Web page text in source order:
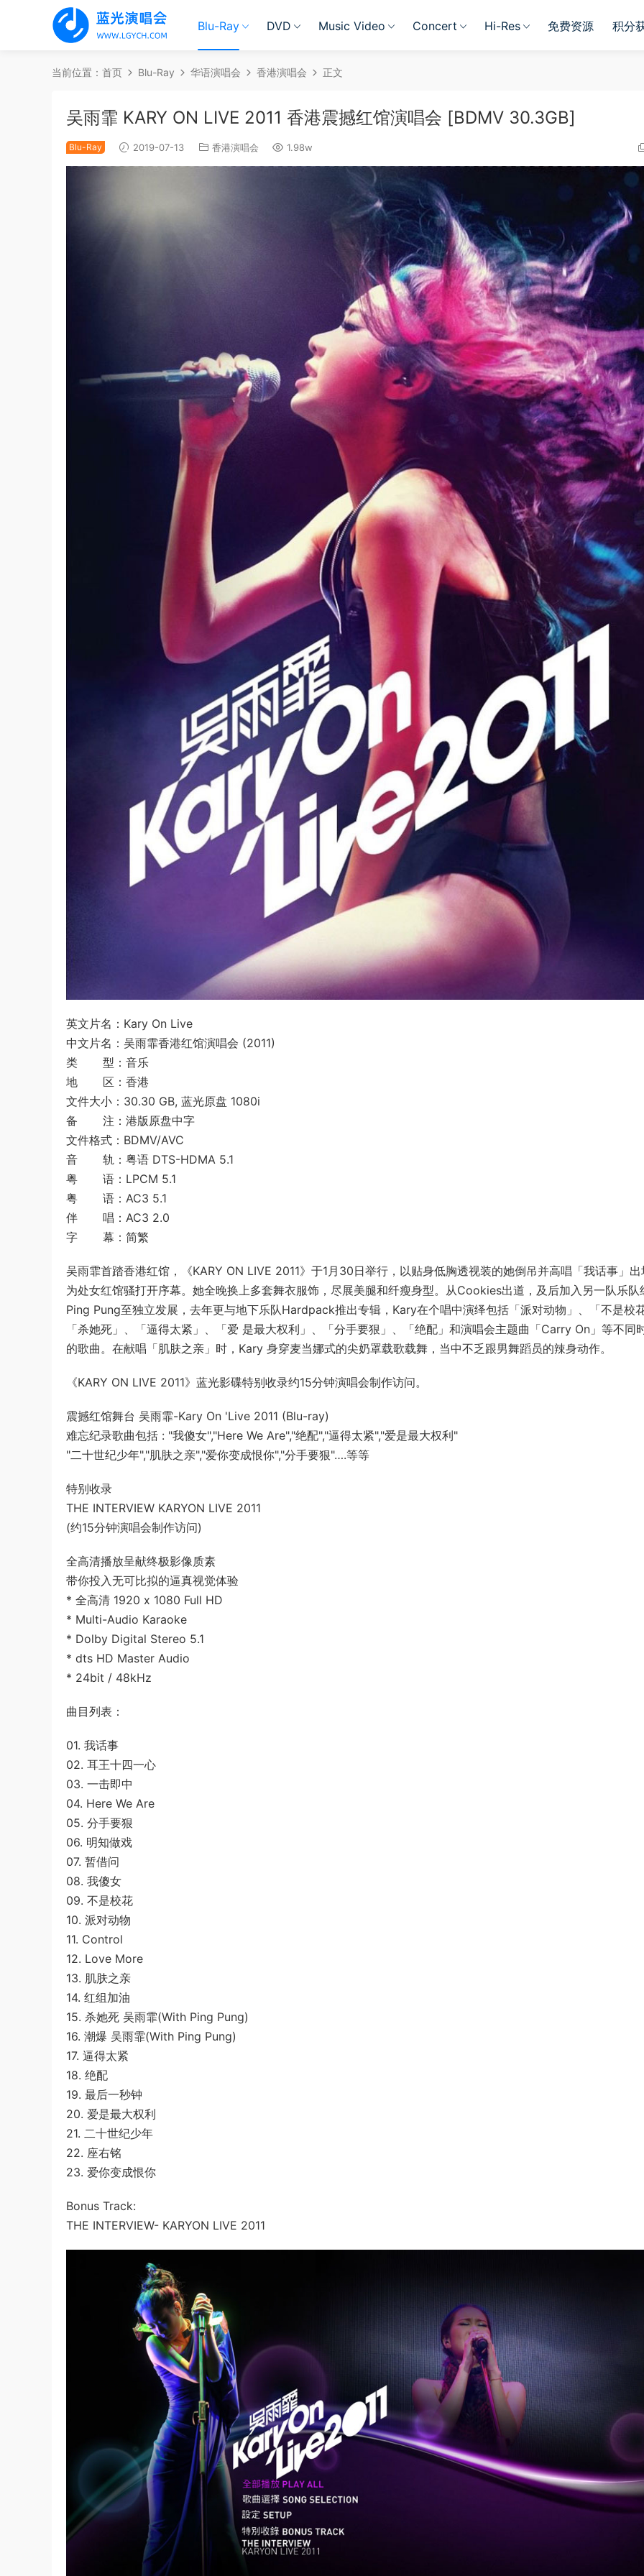
Blu-Ray DVD Music Video Concert Hi-Res 免费资源 积分
当前位置： 首页 Blu-Ray 华语演唱会 香港演唱会 正文
吴雨霏 KARY ON LIVE 2011 香港震撼红馆演唱会 [BDMV 30.3GB]
Blu-Ray 2019-07-13 香港演唱会 1.98w
英文片名：Kary On Live
中文片名：吴雨霏香港红馆演唱会 (2011)
类 型：音乐
地 区：香港
文件大小：30.30 GB, 蓝光原盘 1080i
备 注：港版原盘中字
文件格式：BDMV/AVC
音 轨：粤语 DTS-HDMA 5.1
粤 语：LPCM 5.1
粤 语：AC3 5.1
伴 唱：AC3 2.0
字 幕：简繁
吴雨霏首踏香港红馆，《KARY ON LIVE 2011》于1月30日举行，以贴身低胸透视装的她倒吊并高唱「我话事」出
为处女红馆骚打开序幕。她全晚换上多套舞衣服饰，尽展美腿和纤瘦身型。从Cookies出道，及后加入另一队乐队
Ping Pung至独立发展，去年更与地下乐队Hardpack推出专辑，Kary在个唱中演绎包括「派对动物」、「不是校花
「杀她死」、「逼得太紧」、「爱 是最大权利」、「分手要狠」、「绝配」和演唱会主题曲「Carry On」等不同
的歌曲。在献唱「肌肤之亲」时，Kary 身穿麦当娜式的尖奶罩载歌载舞，当中不乏跟男舞蹈员的辣身动作。
《KARY ON LIVE 2011》蓝光影碟特别收录约15分钟演唱会制作访问。
震撼红馆舞台 吴雨霏-Kary On 'Live 2011 (Blu-ray)
难忘纪录歌曲包括 : "我傻女","Here We Are","绝配","逼得太紧","爱是最大权利"
"二十世纪少年","肌肤之亲","爱你变成恨你","分手要狠"….等等
特别收录
THE INTERVIEW KARYON LIVE 2011
(约15分钟演唱会制作访问)
全高清播放呈献终极影像质素
带你投入无可比拟的逼真视觉体验
* 全高清 1920 x 1080 Full HD
* Multi-Audio Karaoke
* Dolby Digital Stereo 5.1
* dts HD Master Audio
* 24bit / 48kHz
曲目列表：
01. 我话事
02. 耳王十四一心
03. 一击即中
04. Here We Are
05. 分手要狠
06. 明知做戏
07. 暂借问
08. 我傻女
09. 不是校花
10. 派对动物
11. Control
12. Love More
13. 肌肤之亲
14. 红组加油
15. 杀她死 吴雨霏(With Ping Pung)
16. 潮爆 吴雨霏(With Ping Pung)
17. 逼得太紧
18. 绝配
19. 最后一秒钟
20. 爱是最大权利
21. 二十世纪少年
22. 座右铭
23. 爱你变成恨你
Bonus Track:
THE INTERVIEW- KARYON LIVE 2011